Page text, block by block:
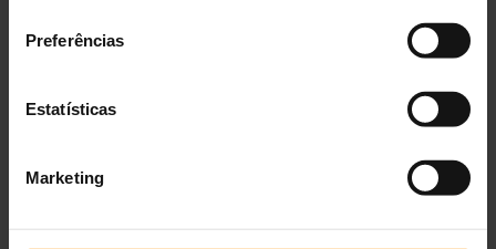
Preferências
Estatísticas
Marketing
Guia de alimentação (gramas/dia)
Peso
Manutenção
hiperlipidemia